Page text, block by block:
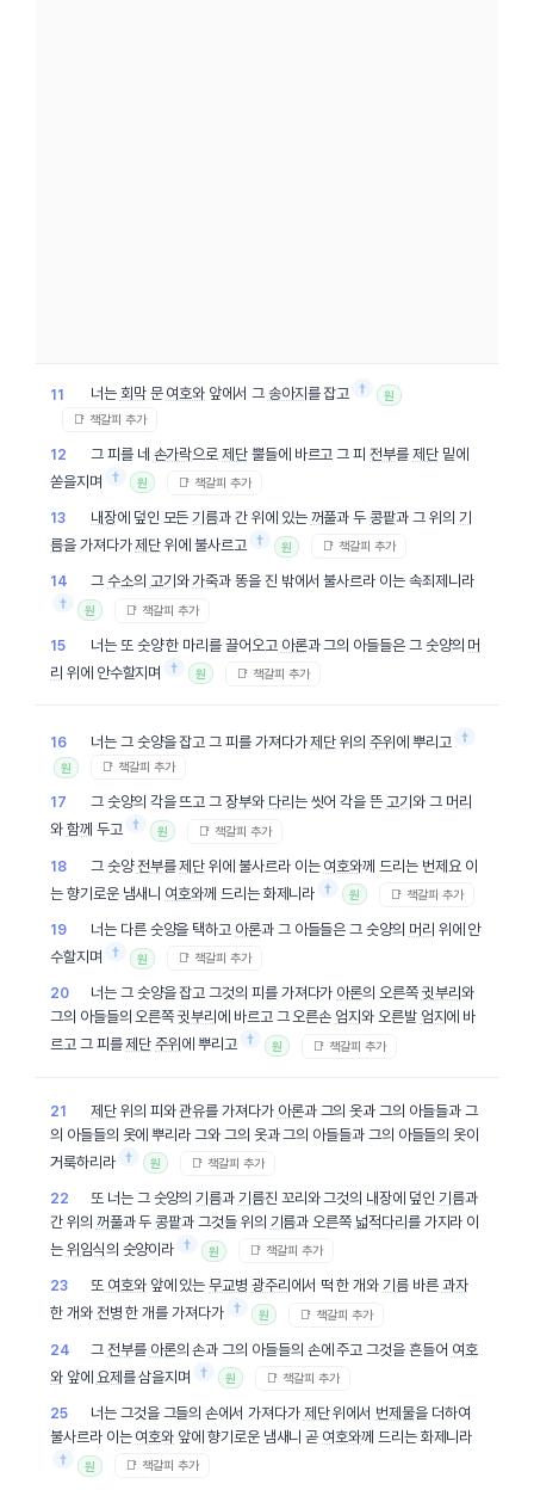
11 너는 회막문 여호와 앞에서 그 송아지 를 잡고 † 원
📑 책갈피 추가
12 그 피를 네 손가락으로제단뿔들에 바르고 그 피 전부를 제단밑에
쏟을지며
† 원 📑 책갈피 추가
13 내장에 덮인 모든기름과 간 위에 있는 꺼풀과 두콩팥과 그 위의 기
름을 가져다가제단 위에 불사르고 † 원 📑 책갈피 추가
14 그 수소의 고기 와가죽과 똥을 진 밖에서 불사르라 이는 속죄제니라
†
원 📑 책갈피 추가
15 너는 또 숫양 한 마리를 끌어오고 아론과 그의 아들들은 그 숫양의 머
리 위에 안수할지며 † 원 📑 책갈피 추가
16 너는 그 숫양을 잡고 그 피를 가져다가제단 위의주위 에 뿌리고 †
원 📑 책갈피 추가
17 그 숫양의 각을 뜨고 그 장부와 다리 는 씻어 각을 뜬 고기 와 그 머리
와 함께 두고 † 원 📑 책갈피 추가
18 그 숫양 전부를제단 위에 불사르라 이는 여호와께 드리는 번제요 이
는 향기로운 냄새니 여호와께 드리는 화제니라 † 원 📑 책갈피 추가
19 너는 다른 숫양을 택하고 아론과 그 아들들은 그 숫양의 머리 위에 안
수할지며
† 원 📑 책갈피 추가
20 너는 그 숫양을 잡고 그것의 피를 가져다가 아론의 오른쪽 귓부리 와
그의 아들들의 오른쪽귓부리 에 바르고 그 오른손 엄지와 오른발 엄지 에 바
르고 그 피를제단 주위 에 뿌리고 † 원 📑 책갈피 추가
21 제단위의 피와관유를 가져다가 아론과 그의 옷과 그의 아들들과 그
의 아들들의 옷에 뿌리라 그와 그의 옷과 그의 아들들과 그의 아들들의 옷이
거룩하리라 † 원 📑 책갈피 추가
22 또 너는 그 숫양의기름과 기름진 꼬리와 그것의 내장에 덮인 기름과
간 위의 꺼풀과 두콩팥과 그것들 위의 기름과 오른쪽 넓적다리 를 가지라 이
는 위임식의 숫양이라 † 원 📑 책갈피 추가
23 또 여호와앞에 있는무교병 광주리 에서 떡 한 개와기름바른 과자
한 개와 전병 한 개를 가져다가 † 원 📑 책갈피 추가
24 그 전부를 아론의 손과 그의 아들들의 손에 주고 그것을 흔들어 여호
와앞에 요제 를 삼을지며 † 원 📑 책갈피 추가
25 너는 그것을 그들의 손에서 가져다가 제단위에서 번제물을 더하여
불사르라 이는 여호와 앞에 향기로운 냄새니 곧 여호와께 드리는 화제니라
†
원 📑 책갈피 추가